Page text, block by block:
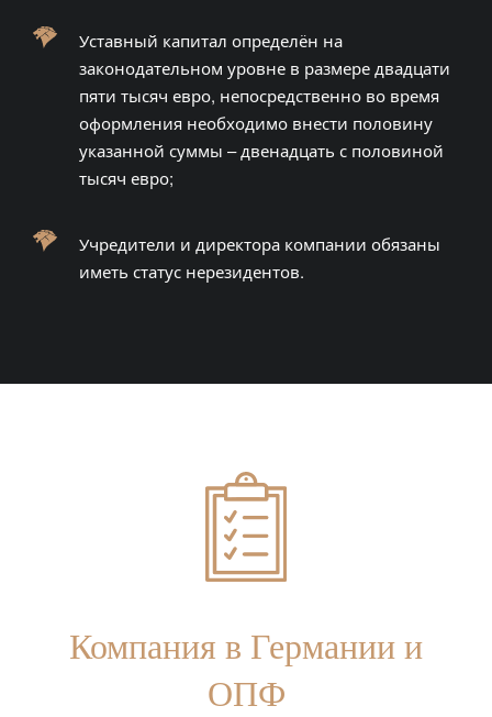
Уставный капитал определён на
законодательном уровне в размере двадцати
пяти тысяч евро, непосредственно во время
оформления необходимо внести половину
указанной суммы – двенадцать с половиной
тысяч евро;
Учредители и директора компании обязаны
иметь статус нерезидентов.
Компания в Германии и
ОПФ